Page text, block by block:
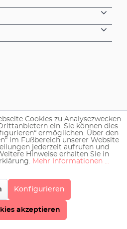
& Co. KG.
Cookies zu Analysezwecken
ein. Sie können dies
ermöglichen. Über den
im Fußbereich unserer Website
jederzeit aufrufen und
Hinweise erhalten Sie in
Mehr Informationen ...
Konfigurieren
akzeptieren